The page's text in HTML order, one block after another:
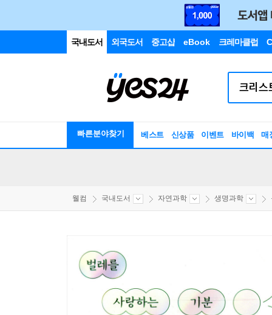
국내도서 외국도서 중고샵 eBook 크레마클럽
빠른분야찾기 베스트 신상품 이벤트 바이백 매
웰컴 국내도서 자연과학 생명과학